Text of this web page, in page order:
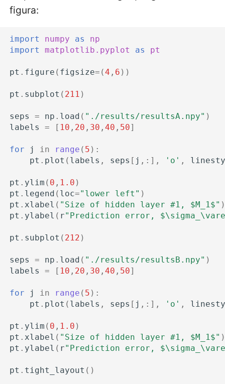
figura:
import numpy as
np
import
matplotlib.pyplot as pt
pt . figure ( figsize= (4 , 6 ))
pt . subplot ( 211 )
seps = np . load ( "./results/resultsA.npy" )
labels
= [ 10 , 20 , 30 ,40 , 50]
for j in range ( 5 ):
pt . plot ( labels , seps [ j ,:], 'o' ,
pt . ylim ( 0 , 1.0 )
pt . legend ( loc="lower left" )
pt . xlabel ( "Size of hidden layer #1, $M_1$"
pt . ylabel ( r"Prediction error,
pt . subplot ( 212 )
seps = np . load ( "./results/resultsB.npy" )
labels
= [ 10 , 20 , 30 ,40 , 50]
for j in range ( 5 ):
pt . plot ( labels , seps [ j ,:], 'o' ,
pt . ylim ( 0 , 1.0 )
pt . xlabel ( "Size of hidden layer #1, $M_1$"
pt . ylabel ( r"Prediction error,
pt . tight_layout ()